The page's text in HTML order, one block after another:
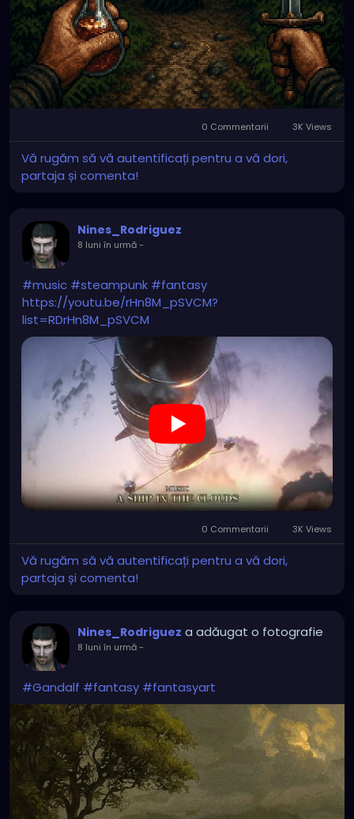
0 Commentarii 3K Views
Vă rugăm să vă autentificați pentru a vă dori,
partaja și comenta!
Nines_Rodriguez
8 luni în urmă-
#music #steampunk #fantasy
https://youtu.be/rHn8M_pSVCM?
list=RDrHn8M_pSVCM
0 Commentarii 3K Views
Vă rugăm să vă autentificați pentru a vă dori,
partaja și comenta!
Nines_Rodriguez a adăugat o fotografie
8 luni în urmă-
#Gandalf #fantasy #fantasyart